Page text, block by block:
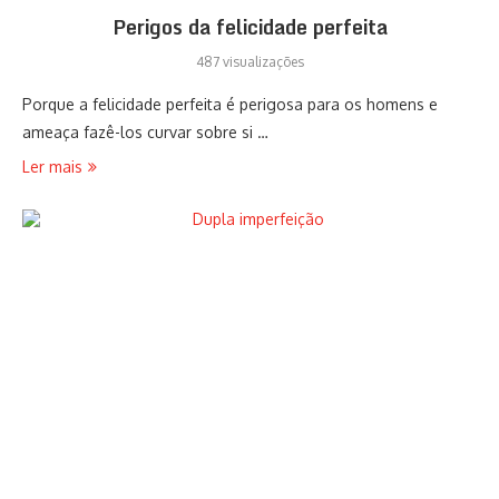
Perigos da felicidade perfeita
487 visualizações
Porque a felicidade perfeita é perigosa para os homens e
ameaça fazê-los curvar sobre si …
Ler mais